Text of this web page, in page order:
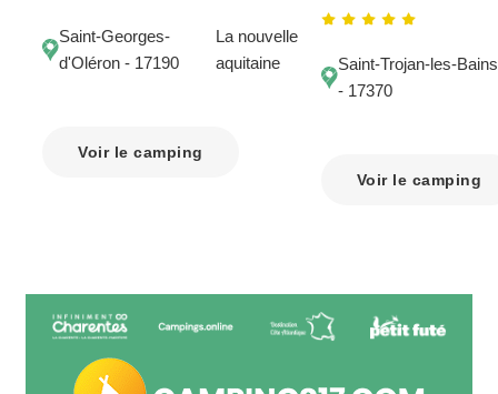
Saint-Georges-
d'Oléron - 17190
La nouvelle
aquitaine
Voir le camping
Saint-Trojan-les-Bains
- 17370
Voir le camping